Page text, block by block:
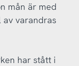
mån är med
av varandras
har stått i